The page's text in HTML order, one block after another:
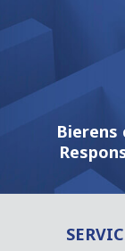
Bierens